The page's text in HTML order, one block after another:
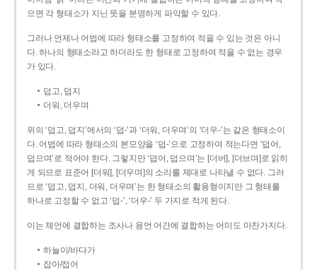
으면 각 형태소가 지닌 뜻을 분명하게 파악할 수 있다.
그러나 언제나 어법에 따라 형태소를 고정하여 적을 수 있는 것은 아니
다. 하나의 형태소라고 하더라도 한 형태로 고정하여 적을 수 없는 경우
가 있다.
덥고, 덥지
더워, 더우며
위의 ‘덥고, 덥지’에서의 ‘덥-­’과 ‘더워, 더우며’의 ‘더우-­’는 같은 형태소이
다. 어법에 따라 형태소의 본모양을 ‘덥-­’으로 고정하여 적는다면 ‘덥어,
덥으며’로 적어야 한다. 그렇지만 ‘덥어, 덥으며’는 [더버], [더브며]로 읽히
게 되므로 표준어 [더워], [더우며]의 소리를 제대로 나타낼 수 없다. 그러
므로 ‘덥고, 덥지, 더워, 더우며’는 한 형태소의 활용형이지만 그 형태를
하나로 고정할 수 없고 ‘덥-’, ‘더우-’ 두 가지로 적게 된다.
이는 체언에 결합하는 조사나 용언 어간에 결합하는 어미도 마찬가지다.
하늘이/바다가
잡아/접어